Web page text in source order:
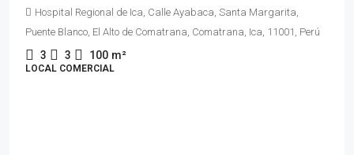
Hospital Regional de Ica, Calle Ayabaca, Santa Margarita,
Puente Blanco, El Alto de Comatrana, Comatrana, Ica, 11001, Perú
3 3 100 m²
LOCAL COMERCIAL